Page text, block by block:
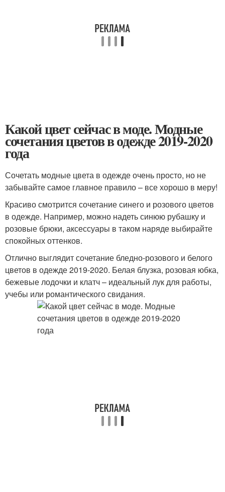
Какой цвет сейчас в моде. Модные
сочетания цветов в одежде 2019-2020
года
Сочетать модные цвета в одежде очень просто, но не
забывайте самое главное правило – все хорошо в меру!
Красиво смотрится сочетание синего и розового цветов
в одежде. Например, можно надеть синюю рубашку и
розовые брюки, аксессуары в таком наряде выбирайте
спокойных оттенков.
Отлично выглядит сочетание бледно-розового и белого
цветов в одежде 2019-2020. Белая блузка, розовая юбка,
бежевые лодочки и клатч – идеальный лук для работы,
учебы или романтического свидания.